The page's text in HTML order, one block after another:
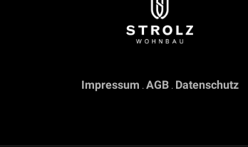
Impressum . AGB. Datenschutz